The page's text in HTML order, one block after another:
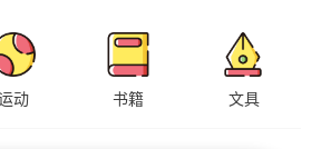
动 书籍 文具